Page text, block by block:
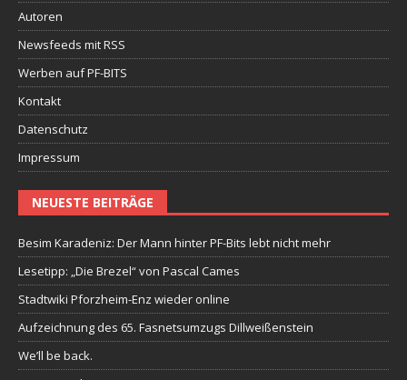
Autoren
Newsfeeds mit RSS
Werben auf PF-BITS
Kontakt
Datenschutz
Impressum
NEUESTE BEITRÄGE
Besim Karadeniz: Der Mann hinter PF-Bits lebt nicht mehr
Lesetipp: „Die Brezel“ von Pascal Cames
Stadtwiki Pforzheim-Enz wieder online
Aufzeichnung des 65. Fasnetsumzugs Dillweißenstein
We’ll be back.